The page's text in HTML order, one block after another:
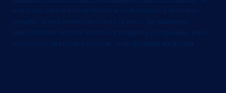
entra per cercare un profumo, e ci ritroviamo a studiare i
benefici di una benda all’ossido di zinco. Se abbiamo
autocontrollo anziché soffrire di shopping compulsivo, però,
rimarremo alla nostra sezione, cioè i
profumi da donna